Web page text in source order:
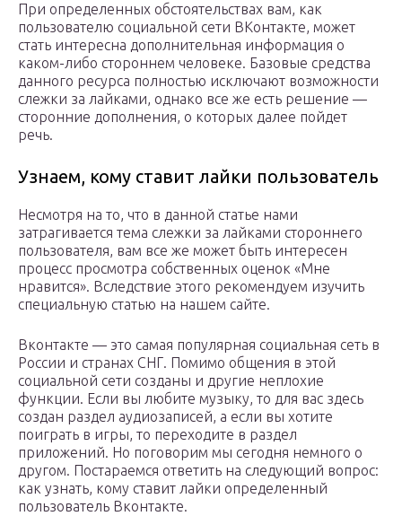
При определенных обстоятельствах вам, как
пользователю социальной сети ВКонтакте, может
стать интересна дополнительная информация о
каком-либо стороннем человеке. Базовые средства
данного ресурса полностью исключают возможности
слежки за лайками, однако все же есть решение —
сторонние дополнения, о которых далее пойдет
речь.
Узнаем, кому ставит лайки пользователь
Несмотря на то, что в данной статье нами
затрагивается тема слежки за лайками стороннего
пользователя, вам все же может быть интересен
процесс просмотра собственных оценок «Мне
нравится». Вследствие этого рекомендуем изучить
специальную статью на нашем сайте.
Вконтакте — это самая популярная социальная сеть в
России и странах СНГ. Помимо общения в этой
социальной сети созданы и другие неплохие
функции. Если вы любите музыку, то для вас здесь
создан раздел аудиозаписей, а если вы хотите
поиграть в игры, то переходите в раздел
приложений. Но поговорим мы сегодня немного о
другом. Постараемся ответить на следующий вопрос:
как узнать, кому ставит лайки определенный
пользователь Вконтакте.